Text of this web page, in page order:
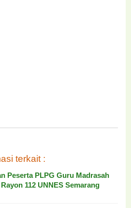
terkait :
Peserta PLPG Guru Madrasah
112 UNNES Semarang